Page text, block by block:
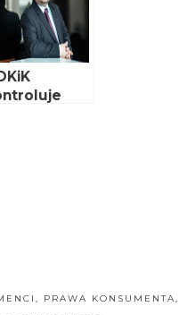
, PRAWA KONSUMENTA,